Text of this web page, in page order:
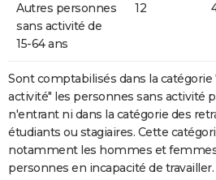
Autres personnes
sans activité de
15-64 ans
12
Sont comptabilisés dans la
activité" les personnes sans activité
n'entrant ni dans la catégorie des
étudiants ou stagiaires. Cette
notamment les hommes et femmes
personnes en incapacité de travailler.